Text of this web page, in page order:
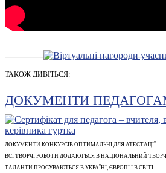
ТАКОЖ ДИВІТЬСЯ:
ДОКУМЕНТИ
ДОКУМЕНТИ КОНКУРСІВ ОПТИМАЛЬНІ ДЛЯ АТЕСТАЦІЇ
ВСІ ТВОРЧІ РОБОТИ ДОДАЮТЬСЯ В НАЦІОНАЛЬНИЙ
ТАЛАНТИ ПРОСУВАЮТЬСЯ В УКРАЇНІ, ЄВРОПІ І В СВІТІ